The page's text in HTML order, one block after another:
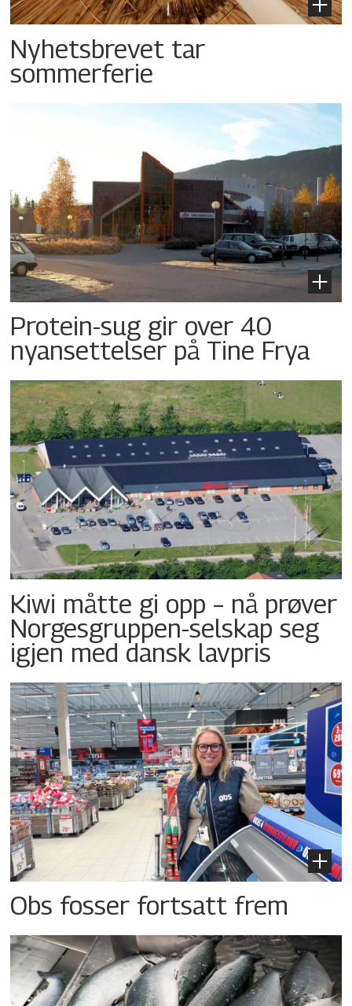
Nyhetsbrevet tar
sommerferie
Protein-sug gir over 40
nyansettelser på Tine Frya
Kiwi måtte gi opp – nå prøver
Norgesgruppen-selskap seg
igjen med dansk lavpris
Obs fosser fortsatt frem